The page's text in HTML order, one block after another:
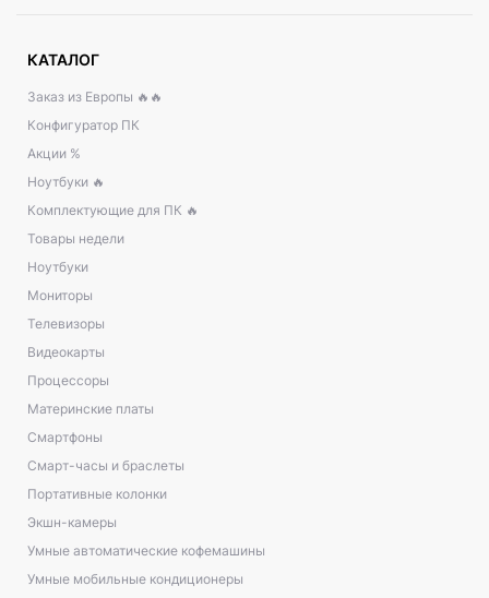
КАТАЛОГ
Заказ из Европы 🔥🔥
Конфигуратор ПК
Акции %
Ноутбуки 🔥
Комплектующие для ПК 🔥
Товары недели
Ноутбуки
Мониторы
Телевизоры
Видеокарты
Процессоры
Материнские платы
Смартфоны
Смарт-часы и браслеты
Портативные колонки
Экшн-камеры
Умные автоматические кофемашины
Умные мобильные кондиционеры